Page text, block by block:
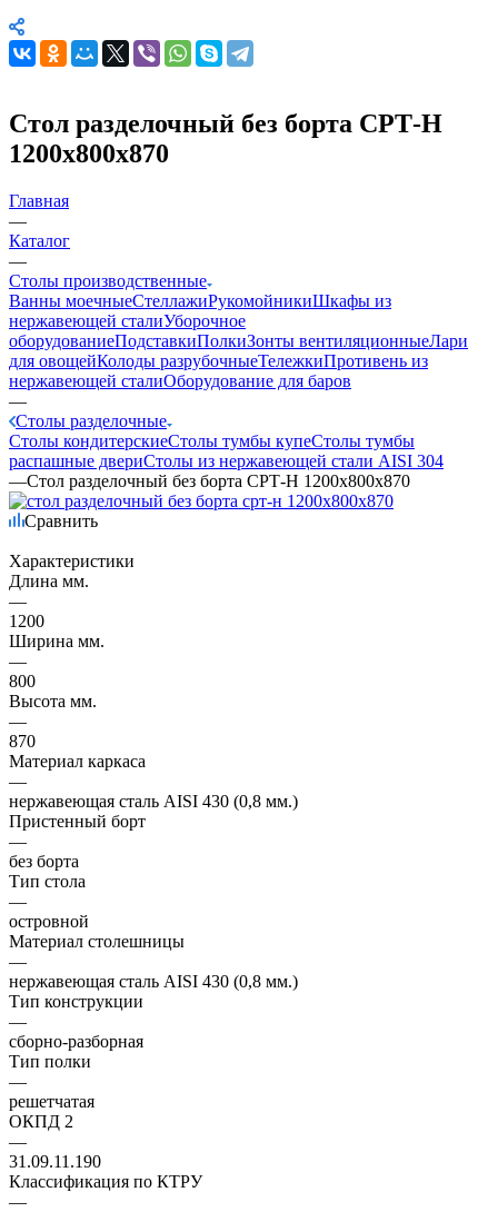
Стол разделочный без борта СРТ-Н
1200х800х870
Главная
—
Каталог
—
Столы производственные
Ванны моечныеСтеллажиРукомойникиШкафы из
нержавеющей сталиУборочное
оборудованиеПодставкиПолкиЗонты вентиляционныеЛари
для овощейКолоды разрубочныеТележкиПротивень из
нержавеющей сталиОборудование для баров
—
Столы разделочные
Столы кондитерскиеСтолы тумбы купеСтолы тумбы
распашные двериСтолы из нержавеющей стали AISI 304
—Стол разделочный без борта СРТ-Н 1200х800х870
Сравнить
Характеристики
Длина мм.
—
1200
Ширина мм.
—
800
Высота мм.
—
870
Материал каркаса
—
нержавеющая сталь AISI 430 (0,8 мм.)
Пристенный борт
—
без борта
Тип стола
—
островной
Материал столешницы
—
нержавеющая сталь AISI 430 (0,8 мм.)
Тип конструкции
—
сборно-разборная
Тип полки
—
решетчатая
ОКПД 2
—
31.09.11.190
Классификация по КТРУ
—